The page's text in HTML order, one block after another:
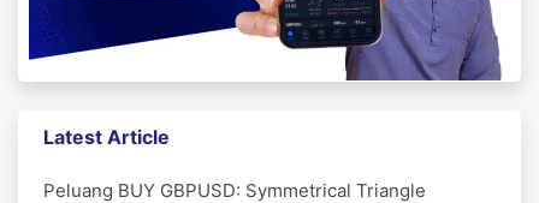
Latest Article
Peluang BUY GBPUSD: Symmetrical Triangle